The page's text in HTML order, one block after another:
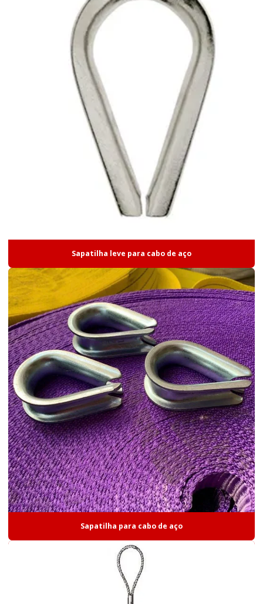
Sapatilha leve para cabo de aço
Sapatilha para cabo de aço